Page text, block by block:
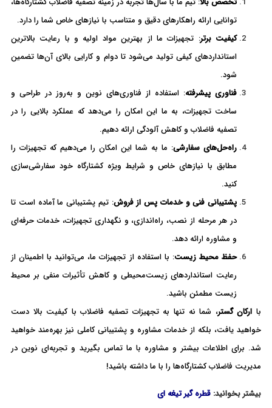
توانایی ارائه راهکارهای دقیق و متناسب با نیازهای خاص شما را دارد.
کیفیت برتر: تجهیزات ما از بهترین مواد اولیه و با رعایت بالاترین
استانداردهای کیفی تولید می‌شود تا دوام و کارایی بالای آن‌ها تضمین
شود.
فناوری پیشرفته: استفاده از فناوری‌های نوین و به‌روز در طراحی و
ساخت تجهیزات، به ما این امکان را می‌دهد که عملکرد بالایی را در
تصفیه فاضلاب و کاهش آلودگی ارائه دهیم.
راه‌حل‌های سفارشی: ما به شما این امکان را می‌دهیم که تجهیزات را
مطابق با نیازهای خاص و شرایط ویژه کشتارگاه خود سفارشی‌سازی
کنید.
پشتیبانی فنی و خدمات پس از فروش: تیم پشتیبانی ما آماده است تا
در هر مرحله از نصب، راه‌اندازی، و نگهداری تجهیزات، خدمات حرفه‌ای
و مشاوره ارائه دهد.
حفظ محیط زیست: با استفاده از تجهیزات ما، می‌توانید با اطمینان از
رعایت استانداردهای زیست‌محیطی و کاهش تأثیرات منفی بر محیط
زیست مطمئن باشید.
با ارکان گستر، شما نه تنها به تجهیزات تصفیه فاضلاب با کیفیت بالا دست
خواهید یافت، بلکه از خدمات مشاوره و پشتیبانی کاملی نیز بهره‌مند خواهید
شد. برای اطلاعات بیشتر و مشاوره با ما تماس بگیرید و تجربه‌ای نوین در
مدیریت فاضلاب کشتارگاه‌ها را با ما داشته باشید!
بیشتر بخوانید: قطره گیر تیغه ای